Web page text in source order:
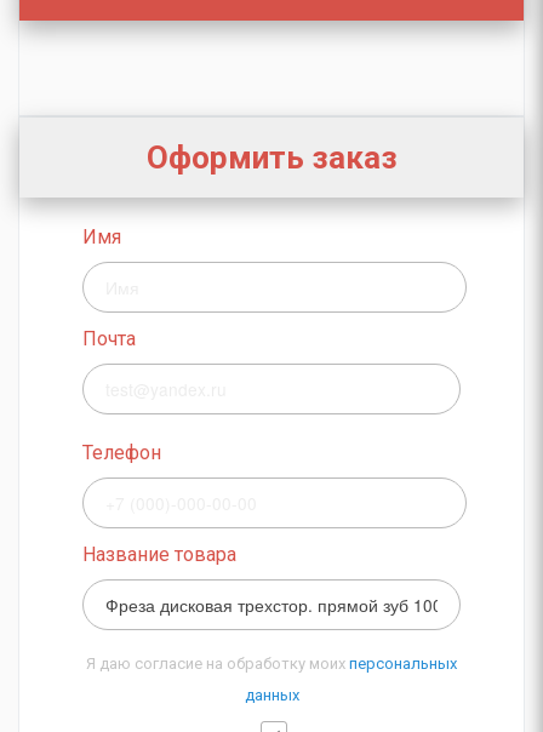
Оформить заказ
Имя
Почта
Телефон
Название товара
Я даю согласие на обработку моих персональных
данных